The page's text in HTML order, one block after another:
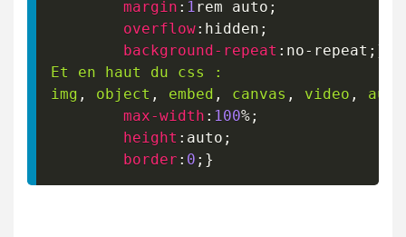
margin : 1 rem auto ;
overflow: hidden ;
background-repeat : no-repeat ; }
Et en haut du css :
img , object , embed , canvas , video ,
max-width : 100%;
height : auto ;
border : 0 ; }